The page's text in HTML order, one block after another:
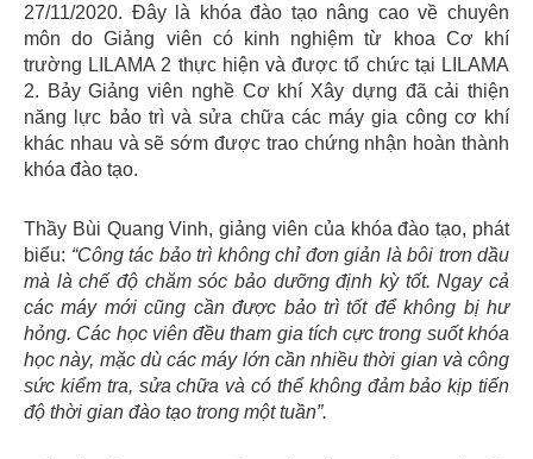
27/11/2020. Đây là khóa đào tạo nâng cao về chuyên
môn do Giảng viên có kinh nghiệm từ khoa Cơ khí
trường LILAMA 2 thực hiện và được tổ chức tại LILAMA
2. Bảy Giảng viên nghề Cơ khí Xây dựng đã cải thiện
năng lực bảo trì và sửa chữa các máy gia công cơ khí
khác nhau và sẽ sớm được trao chứng nhận hoàn thành
khóa đào tạo.
Thầy Bùi Quang Vinh, giảng viên của khóa đào tạo, phát
biểu: “Công tác bảo trì không chỉ đơn giản là bôi trơn dầu
mà là chế độ chăm sóc bảo dưỡng định kỳ tốt. Ngay cả
các máy mới cũng cần được bảo trì tốt để không bị hư
hỏng. Các học viên đều tham gia tích cực trong suốt khóa
học này, mặc dù các máy lớn cần nhiều thời gian và công
sức kiểm tra, sửa chữa và có thể không đảm bảo kịp tiến
độ thời gian đào tạo trong một tuần”.